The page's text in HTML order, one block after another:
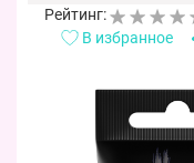
Рейтинг:
В избранное